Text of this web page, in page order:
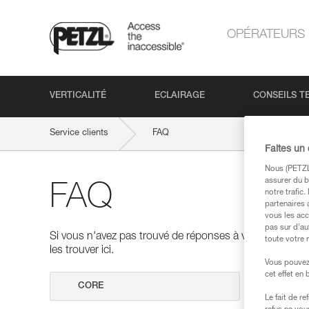
OPÉRATEURS
VERTICALITÉ ECLAIRAGE CONSEILS
Service clients FAQ
FAQ
Si vous n'avez pas trouvé de réponses à vos
les trouver ici.
Faites un
Nous
assurer du
notre trafic.
partenaires
vous les
pas sur
toute votre
Vous
cet effet en
Le fait de